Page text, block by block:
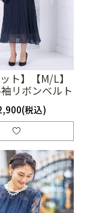
ト】【M/L】
リボンベルト
ツドレス（ネ
）SET3374
税込)